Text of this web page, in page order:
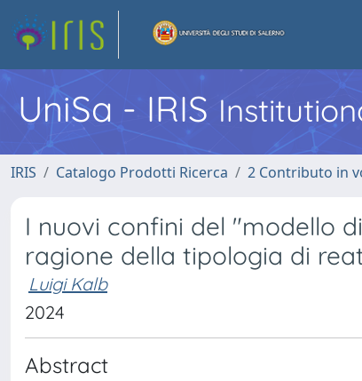
UniSa - IRIS
IRIS Catalogo Prodotti Ricerca 2 Contributo in
I nuovi confini del "modello
ragione della tipologia di
Luigi Kalb
2024
Abstract